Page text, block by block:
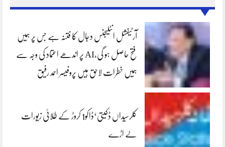
آرٹیفشل انٹلیجنس دجال کا فتنہ ہے جس پر ہمیں
فتح حاصل ہو گی،AI پر اندھے اعتماد کی وجہ سے
ہمیں خطرات لاحق ہیں پروفیسر احمد رفیق
کلرسیداں ڈکیتی‘ڈاکو1 کروڑ کے طلائی زیورات
لے اڑے